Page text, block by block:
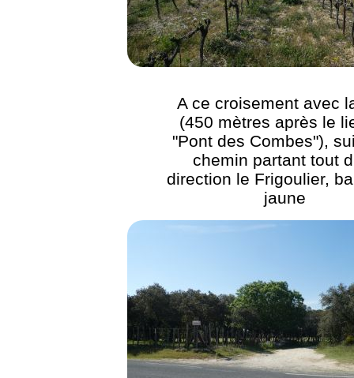
A ce croisement avec
(450 mètres après le
"Pont des Combes"),
chemin partant tout
direction le Frigoulier,
jaune